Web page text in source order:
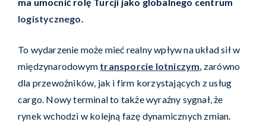
logistycznego
To wydarzenie może mieć realny wpływ na układ sił w
międzynarodowym transporcie lotniczym , zarówno
dla przewoźników, jak i firm korzystających z usług
cargo. Nowy terminal to także wyraźny sygnał, że
rynek wchodzi w kolejną fazę dynamicznych zmian.